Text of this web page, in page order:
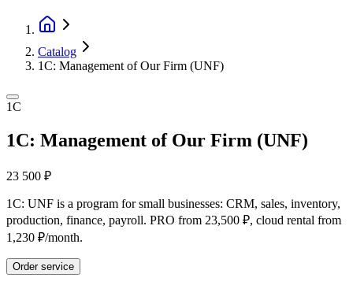
Catalog
1C: Management of Our Firm (UNF)
1C
1C: Management of Our Firm (UNF)
23 500 ₽
1C: UNF is a program for small businesses: CRM, sales, inventory,
production, finance, payroll. PRO from 23,500 ₽, cloud rental from
1,230 ₽/month.
Order service